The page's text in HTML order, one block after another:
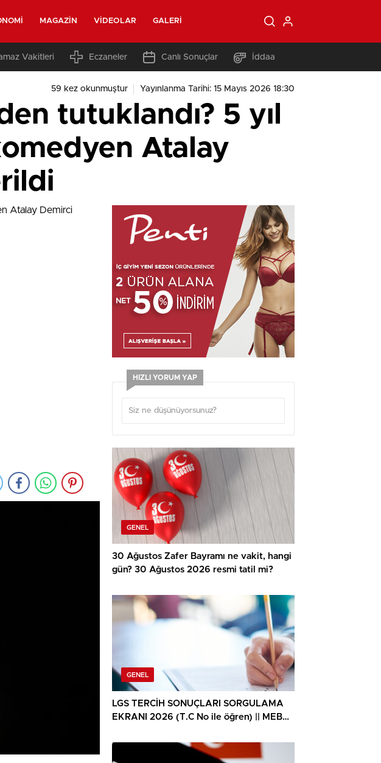
MAGAZIN VIDEOLAR GALERI
Vakitleri Eczaneler Canlı Sonuçlar İddaa
59 kez okunmuştur Yayınlanma Tarihi: 15 Mayıs 2026 18:30
tutuklandı? 5 yıl
Atalay
HIZLI YORUM YAP
GENEL
30 Ağustos Zafer Bayramı ne vakit, hangi
gün? 30 Ağustos 2026 resmi tatil mi?
GENEL
LGS TERCİH SONUÇLARI SORGULAMA
EKRANI 2026 (T.C No ile öğren) || MEB
lise yerleştirme sonuçlarına nereden
bakılır? 2026 LGS lise tercih sonuçları